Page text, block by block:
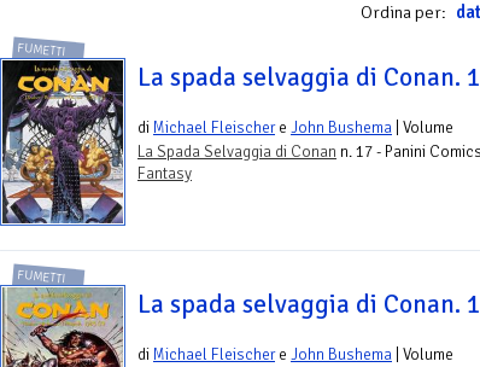
Ordina per:
FUMETTI
La spada selvaggia di Conan.
di Michael Fleischere John Bushema | Volume
La Spada Selvaggia di Conan n. 17 - Panini
Fantasy
FUMETTI
La spada selvaggia di Conan.
di Michael Fleischere John Bushema | Volume